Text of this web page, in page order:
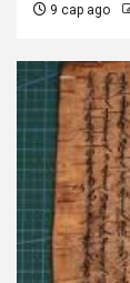
9 сар ago